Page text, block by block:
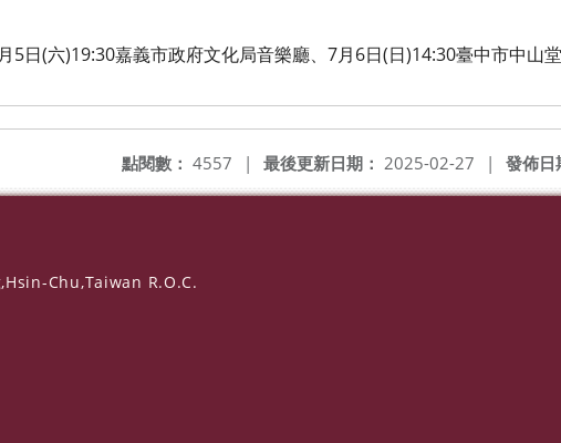
(六)19:30嘉義市政府文化局音樂廳、7月6日(日)14:30臺中市中山堂
發佈日
最後更新日期： 2025-02-27 |
點閱數： 4557 |
Chu,Taiwan R.O.C.